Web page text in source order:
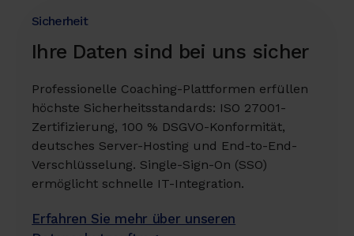
Sicherheit
Ihre Daten sind bei uns sicher
Professionelle Coaching-Plattformen erfüllen
höchste Sicherheitsstandards: ISO 27001-
Zertifizierung, 100 % DSGVO-Konformität,
deutsches Server-Hosting und End-to-End-
Verschlüsselung. Single-Sign-On (SSO)
ermöglicht schnelle IT-Integration.
Erfahren Sie mehr über unseren